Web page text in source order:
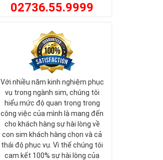
02736.55.9999
Với nhiều năm kinh nghiệm phục
vụ trong ngành sim, chúng tôi
hiểu mức độ quan trọng trong
công việc của mình là mang đến
cho khách hàng sự hài lòng về
con sim khách hàng chọn và cả
thái độ phục vụ. Vì thế chúng tôi
cam kết 100% sự hài lòng của